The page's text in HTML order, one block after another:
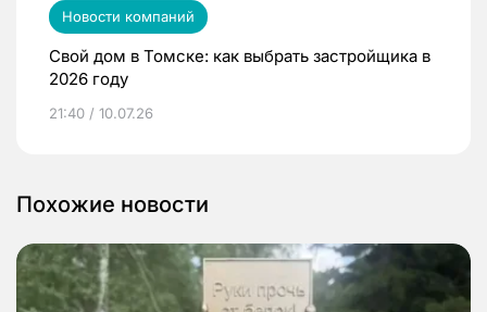
Новости компаний
Свой дом в Томске: как выбрать застройщика в
2026 году
21:40 / 10.07.26
Похожие новости